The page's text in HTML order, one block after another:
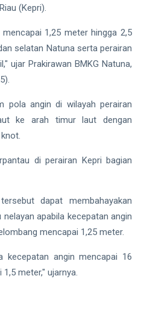
(Kepri).
1,25 meter hingga 2,5
selatan Natuna serta perairan
ujar Prakirawan BMKG Natuna,
pola angin di wilayah perairan
ke arah timur laut dengan
di perairan Kepri bagian
dapat membahayakan
apabila kecepatan angin
mencapai 1,25 meter.
kecepatan angin mencapai 16
meter," ujarnya.